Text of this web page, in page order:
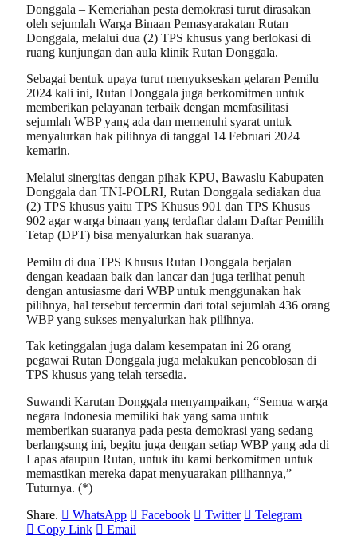
Donggala – Kemeriahan pesta demokrasi turut dirasakan
oleh sejumlah Warga Binaan Pemasyarakatan Rutan
Donggala, melalui dua (2) TPS khusus yang berlokasi di
ruang kunjungan dan aula klinik Rutan Donggala.
Sebagai bentuk upaya turut menyukseskan gelaran Pemilu
2024 kali ini, Rutan Donggala juga berkomitmen untuk
memberikan pelayanan terbaik dengan memfasilitasi
sejumlah WBP yang ada dan memenuhi syarat untuk
menyalurkan hak pilihnya di tanggal 14 Februari 2024
kemarin.
Melalui sinergitas dengan pihak KPU, Bawaslu Kabupaten
Donggala dan TNI-POLRI, Rutan Donggala sediakan dua
(2) TPS khusus yaitu TPS Khusus 901 dan TPS Khusus
902 agar warga binaan yang terdaftar dalam Daftar Pemilih
Tetap (DPT) bisa menyalurkan hak suaranya.
Pemilu di dua TPS Khusus Rutan Donggala berjalan
dengan keadaan baik dan lancar dan juga terlihat penuh
dengan antusiasme dari WBP untuk menggunakan hak
pilihnya, hal tersebut tercermin dari total sejumlah 436 orang
WBP yang sukses menyalurkan hak pilihnya.
Tak ketinggalan juga dalam kesempatan ini 26 orang
pegawai Rutan Donggala juga melakukan pencoblosan di
TPS khusus yang telah tersedia.
Suwandi Karutan Donggala menyampaikan, “Semua warga
negara Indonesia memiliki hak yang sama untuk
memberikan suaranya pada pesta demokrasi yang sedang
berlangsung ini, begitu juga dengan setiap WBP yang ada di
Lapas ataupun Rutan, untuk itu kami berkomitmen untuk
memastikan mereka dapat menyuarakan pilihannya,”
Tuturnya. (*)
Share.
WhatsApp Facebook Twitter
Telegram
Copy Link
Email